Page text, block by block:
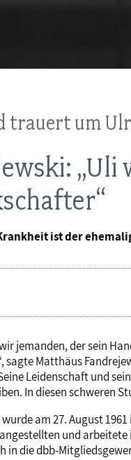
trauert um
„Uli
ist der
jemanden, der sein
sagte Matthäus
Leidenschaft und
In diesen schweren
am 27. August
und arbeitete
in die dbb-